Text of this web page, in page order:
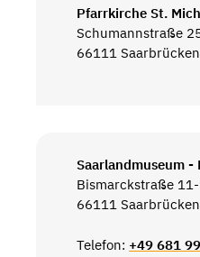
Pfarrkirche St.
Schumannstraße
66111 Saarbrücken
Saarlandmuseum -
Bismarckstraße
66111 Saarbrücken
Telefon: +49 681